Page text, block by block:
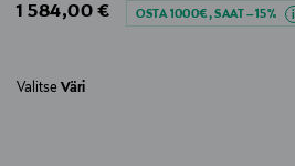
Original Price
1 584,00 € OSTA 1000€, SAAT –15%
Valitse Väri